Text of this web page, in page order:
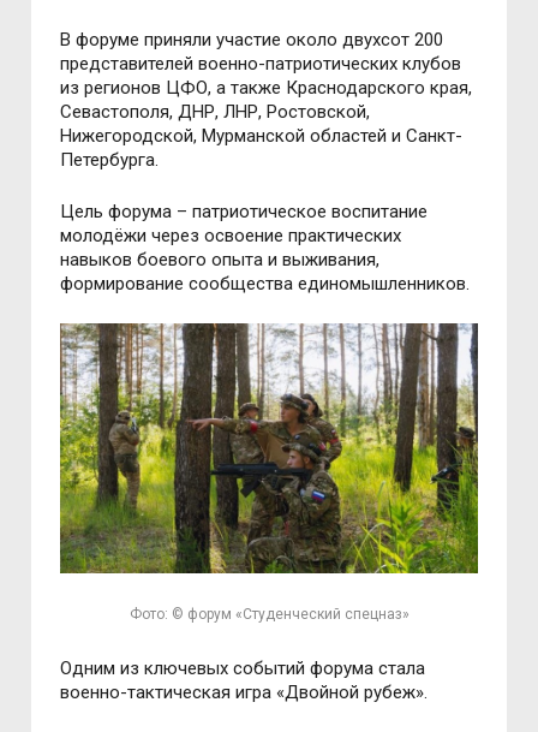
В форуме приняли участие около двухсот 200
представителей военно-патриотических клубов
из регионов ЦФО, а также Краснодарского края,
Севастополя, ДНР, ЛНР, Ростовской,
Нижегородской, Мурманской областей и Санкт-
Петербурга.
Цель форума – патриотическое воспитание
молодёжи через освоение практических
навыков боевого опыта и выживания,
формирование сообщества единомышленников.
Фото: © форум «Студенческий спецназ»
Одним из ключевых событий форума стала
военно-тактическая игра «Двойной рубеж».